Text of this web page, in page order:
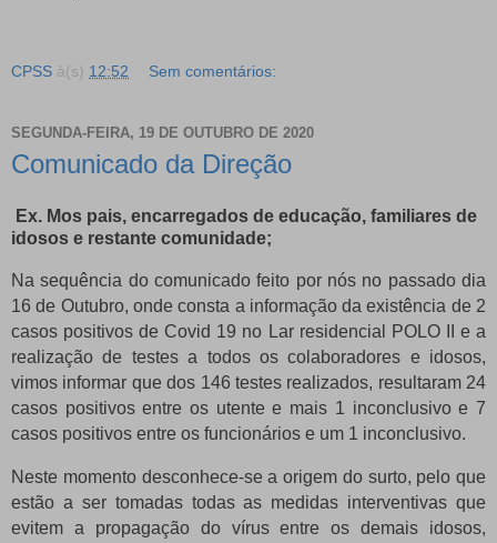
CPSS à(s) 12:52 Sem comentários:
SEGUNDA-FEIRA, 19 DE OUTUBRO DE 2020
Comunicado da Direção
Ex. Mos pais, encarregados de educação, familiares de
idosos e restante comunidade;
Na sequência do comunicado feito por nós no passado dia
16 de Outubro, onde consta a informação da existência de 2
casos positivos de Covid 19 no Lar residencial POLO II e a
realização de testes a todos os colaboradores e idosos,
vimos informar que dos 146 testes realizados, resultaram 24
casos positivos entre os utente e mais 1 inconclusivo e 7
casos positivos entre os funcionários e um 1 inconclusivo.
Neste momento desconhece-se a origem do surto, pelo que
estão a ser tomadas todas as medidas interventivas que
evitem a propagação do vírus entre os demais idosos,